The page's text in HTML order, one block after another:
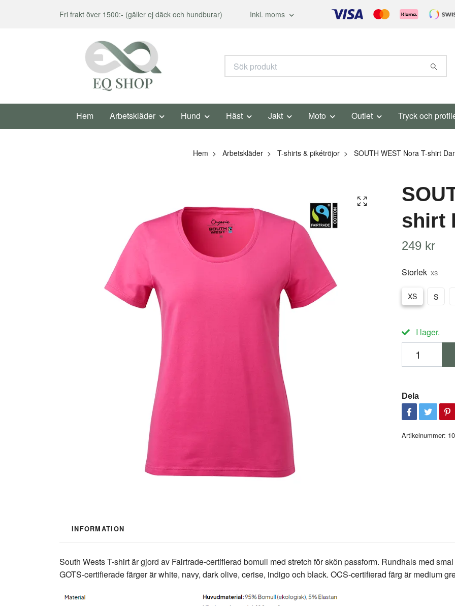
Fri frakt över 1500:- (gäller ej däck och hundburar) Inkl. moms
Hem Arbetskläder Hund Häst Jakt Moto Outlet Tryck och
Hem Arbetskläder T-shirts & pikétröjor SOUTH WEST Nora T-shirt
shirt
249 kr
Storlek XS
XS S
I lager.
Dela
Artikelnummer:
INFORMATION
South Wests T-shirt är gjord av Fairtrade-certifierad bomull med stretch för skön passform. Rundhals med
GOTS-certifierade färger är white, navy, dark olive, cerise, indigo och black. OCS-certifierad färg är medium